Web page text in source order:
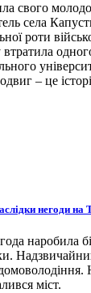
свого
села
роти
– це
негоди на
наробила
міст.